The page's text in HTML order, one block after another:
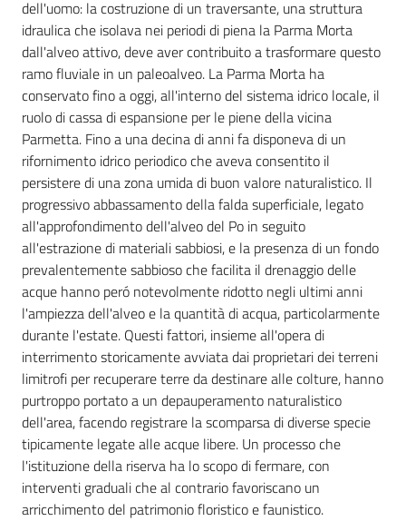
dell'uomo: la costruzione di un traversante, una struttura
idraulica che isolava nei periodi di piena la Parma Morta
dall'alveo attivo, deve aver contribuito a trasformare questo
ramo fluviale in un paleoalveo. La Parma Morta ha
conservato fino a oggi, all'interno del sistema idrico locale, il
ruolo di cassa di espansione per le piene della vicina
Parmetta. Fino a una decina di anni fa disponeva di un
rifornimento idrico periodico che aveva consentito il
persistere di una zona umida di buon valore naturalistico. Il
progressivo abbassamento della falda superficiale, legato
all'approfondimento dell'alveo del Po in seguito
all'estrazione di materiali sabbiosi, e la presenza di un fondo
prevalentemente sabbioso che facilita il drenaggio delle
acque hanno peró notevolmente ridotto negli ultimi anni
l'ampiezza dell'alveo e la quantità di acqua, particolarmente
durante l'estate. Questi fattori, insieme all'opera di
interrimento storicamente avviata dai proprietari dei terreni
limitrofi per recuperare terre da destinare alle colture, hanno
purtroppo portato a un depauperamento naturalistico
dell'area, facendo registrare la scomparsa di diverse specie
tipicamente legate alle acque libere. Un processo che
l'istituzione della riserva ha lo scopo di fermare, con
interventi graduali che al contrario favoriscano un
arricchimento del patrimonio floristico e faunistico.